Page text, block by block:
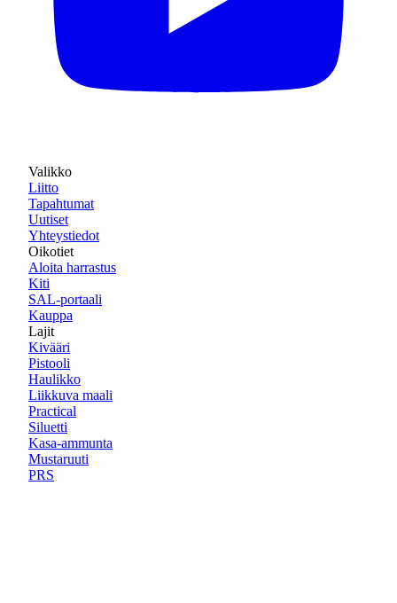
Valikko
Liitto
Tapahtumat
Uutiset
Yhteystiedot
Oikotiet
Aloita harrastus
Kiti
SAL-portaali
Kauppa
Lajit
Kivääri
Pistooli
Haulikko
Liikkuva maali
Practical
Siluetti
Kasa-ammunta
Mustaruuti
PRS